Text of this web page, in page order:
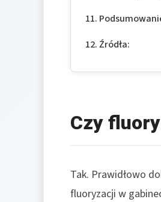
Źródła:
Czy
Tak. Prawidłowo
fluoryzacji w